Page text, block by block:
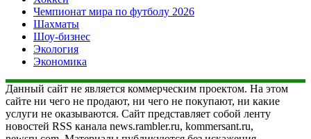
Чемпионат мира по футболу 2026
Шахматы
Шоу-бизнес
Экология
Экономика
Данный сайт не является коммерческим проектом. На этом
сайте ни чего не продают, ни чего не покупают, ни какие
услуги не оказываются. Сайт представляет собой ленту
новостей RSS канала news.rambler.ru, kommersant.ru,